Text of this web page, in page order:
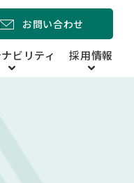
ビリティ 採用情報
お問い合わせ